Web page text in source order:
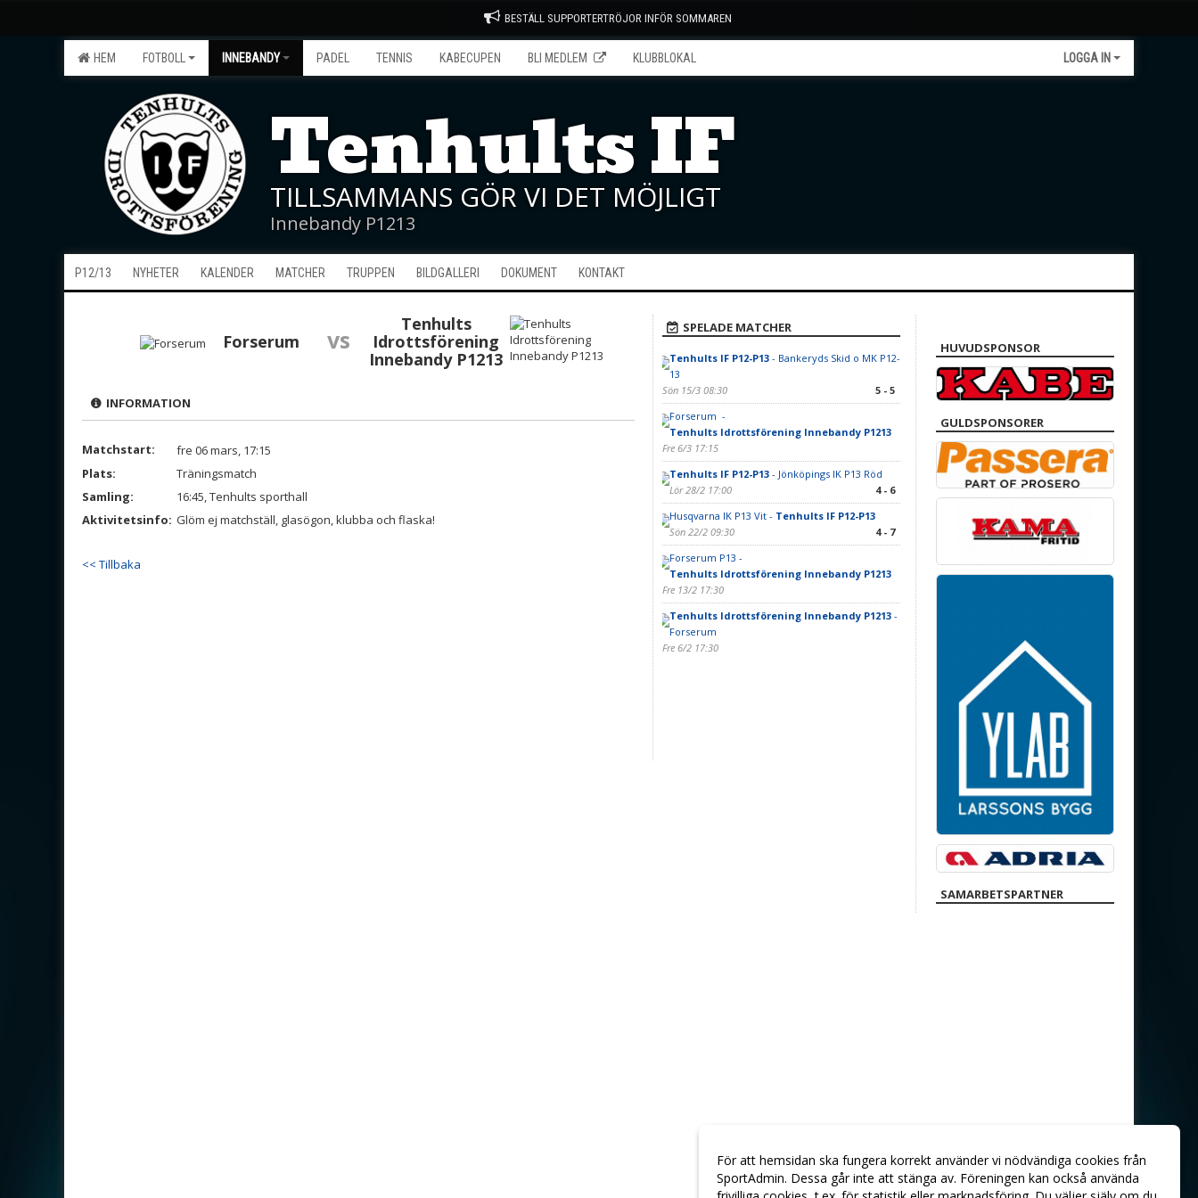
BESTÄLL SUPPORTERTRÖJOR INFÖR SOMMAREN
HEM FOTBOLL INNEBANDY PADEL TENNIS KABECUPEN BLI MEDLEM KLUBBLOKAL LOGGA IN
Tenhults IF
TILLSAMMANS GÖR VI DET MÖJLIGT
Innebandy P1213
P12/13 NYHETER KALENDER MATCHER TRUPPEN BILDGALLERI DOKUMENT KONTAKT
Forserum vs
Tenhults
Idrottsförening
Innebandy P1213
INFORMATION
Matchstart:
fre 06 mars, 17:15
Plats:
Träningsmatch
Samling:
16:45, Tenhults sporthall
Aktivitetsinfo: Glöm ej matchställ, glasögon, klubba och flaska!
<< Tillbaka
SPELADE MATCHER
Tenhults IF P12-P13- Bankeryds Skid o MK P12-
13
Sön 15/3 08:30
5 - 5
Forserum -
Tenhults Idrottsförening Innebandy P1213
Fre 6/3 17:15
Tenhults IF P12-P13- Jönköpings IK P13 Röd
Lör 28/2 17:00
4 - 6
Husqvarna IK P13 Vit - Tenhults IF P12-P13
Sön 22/2 09:30
4 - 7
Forserum P13 -
Tenhults Idrottsförening Innebandy P1213
Fre 13/2 17:30
Tenhults Idrottsförening Innebandy P1213-
Forserum
Fre 6/2 17:30
HUVUDSPONSOR
GULDSPONSORER
SAMARBETSPARTNER
För att hemsidan ska fungera korrekt använder vi nödvändiga cookies från
SportAdmin. Dessa går inte att stänga av. Föreningen kan också använda